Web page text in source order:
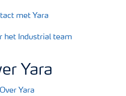
met Yara
het Industrial team
Yara
Over Yara